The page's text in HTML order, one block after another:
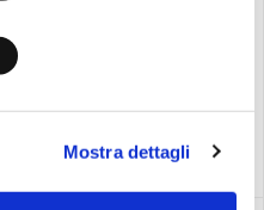
Mostra dettagli